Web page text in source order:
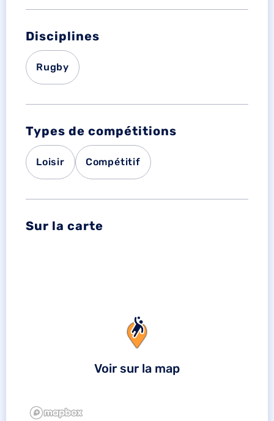
Disciplines
Rugby
Types de compétitions
Loisir Compétitif
Sur la carte
Voir sur la map